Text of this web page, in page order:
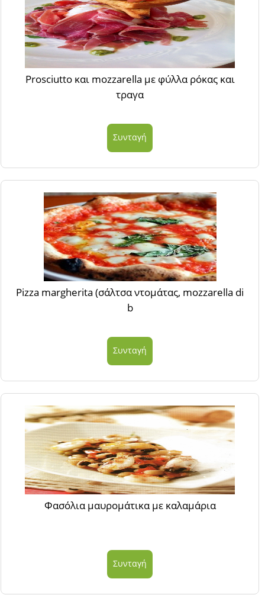
Prosciutto και mozzarella με φύλλα ρόκας και
τραγα
Συνταγή
Pizza margherita (σάλτσα ντομάτας, mozzarella di
b
Συνταγή
Φασόλια μαυρομάτικα με καλαμάρια
Συνταγή